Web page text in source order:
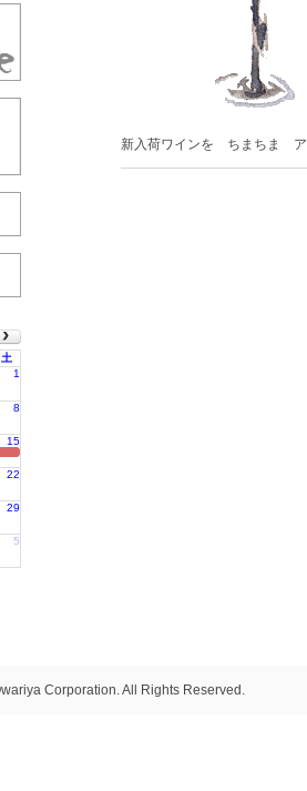
土
1
8
15
22
29
5
新入荷ワインを ちまちま ア
Corporation. All Rights Reserved.